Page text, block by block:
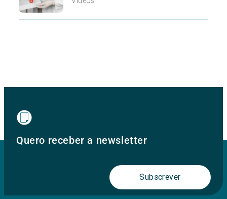
Quero receber a newsletter
Subscrever